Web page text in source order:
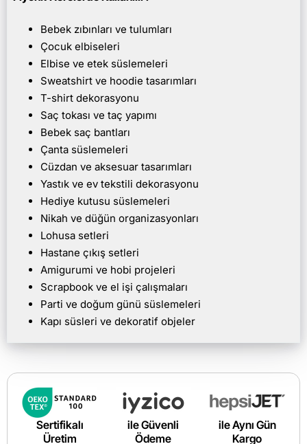
Bebek zıbınları ve tulumları
Çocuk elbiseleri
Elbise ve etek süslemeleri
Sweatshirt ve hoodie tasarımları
T-shirt dekorasyonu
Saç tokası ve taç yapımı
Bebek saç bantları
Çanta süslemeleri
Cüzdan ve aksesuar tasarımları
Yastık ve ev tekstili dekorasyonu
Hediye kutusu süslemeleri
Nikah ve düğün organizasyonları
Lohusa setleri
Hastane çıkış setleri
Amigurumi ve hobi projeleri
Scrapbook ve el işi çalışmaları
Parti ve doğum günü süslemeleri
Kapı süsleri ve dekoratif objeler
Sertifikalı
Üretim
ile Güvenli
Ödeme
ile Aynı Gün
Kargo